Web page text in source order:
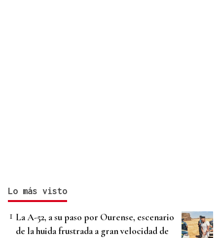
Lo más visto
La A-52, a su paso por Ourense, escenario
de la huida frustrada a gran velocidad de